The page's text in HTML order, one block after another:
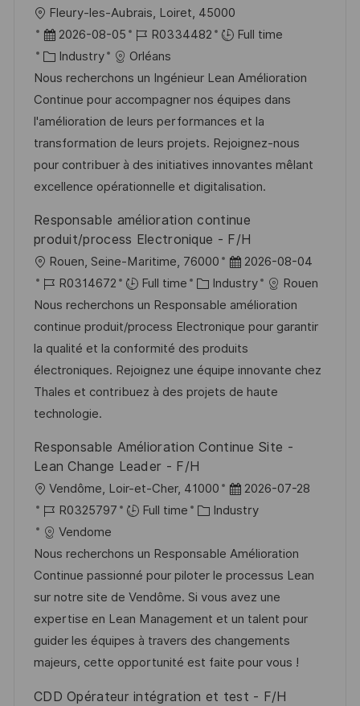
L
o
c
a
t
i
o
n
Fleury-les-Aubrais, Loiret, 45000
P
o
s
t
e
d
D
a
e
2026-08-05
J
o
b
I
d
R0334482
Full time
C
a
t
e
g
o
r
Industry
Orléans
Nous recherchons un Ingénieur Lean Amélioration
Continue pour accompagner nos équipes dans
l'amélioration de leurs performances et la
transformation de leurs projets. Rejoignez-nous
pour contribuer à des initiatives innovantes mêlant
excellence opérationnelle et digitalisation.
Responsable amélioration continue
produit/process Electronique - F/H
L
o
c
a
t
i
o
n
Rouen, Seine-Maritime, 76000
P
o
s
t
e
d
D
e
2026-08-04
J
o
b
d
R0314672 Full time
C
a
t
e
g
o
Industry
Rouen
Nous recherchons un Responsable amélioration
continue produit/process Electronique pour garantir
la qualité et la conformité des produits
électroniques. Rejoignez une équipe innovante chez
Thales et contribuez à des projets de haute
technologie.
Responsable Amélioration Continue Site -
Lean Change Leader - F/H
L
o
c
a
t
i
o
n
Vendôme, Loir-et-Cher, 41000
P
o
t
e
d
D
a
t
2026-07-28
J
o
b
I
d
R0325797 Full time
C
t
e
g
o
r
y
Industry
Vendome
Nous recherchons un Responsable Amélioration
Continue passionné pour piloter le processus Lean
sur notre site de Vendôme. Si vous avez une
expertise en Lean Management et un talent pour
guider les équipes à travers des changements
majeurs, cette opportunité est faite pour vous !
CDD Opérateur intégration et test - F/H